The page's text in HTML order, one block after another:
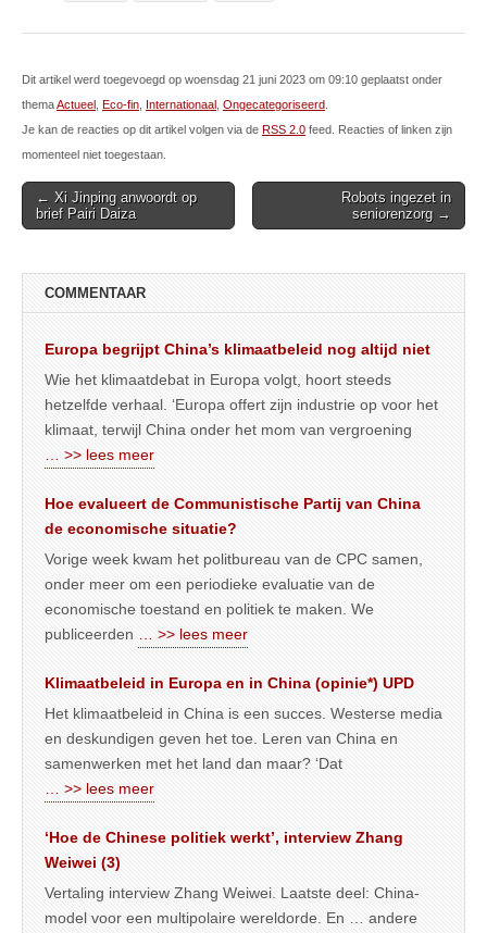
Dit artikel werd toegevoegd op woensdag 21 juni 2023 om 09:10 geplaatst onder
themaActueel Eco-fin Internationaal Ongecategoriseerd
Je kan de reacties op dit artikel volgen via de RSS 2.0 feed. Reacties of linken zijn
momenteel niet toegestaan.
Post
navigation
← Xi Jinping anwoordt op
brief Pairi Daiza
Robots ingezet in
seniorenzorg →
COMMENTAAR
Europa begrijpt China’s klimaatbeleid nog altijd niet
Wie het klimaatdebat in Europa volgt, hoort steeds
hetzelfde verhaal. ‘Europa offert zijn industrie op voor het
klimaat, terwijl China onder het mom van vergroening
… >> lees meer
Hoe evalueert de Communistische Partij van China
de economische situatie?
Vorige week kwam het politbureau van de CPC samen,
onder meer om een periodieke evaluatie van de
economische toestand en politiek te maken. We
publiceerden
… >> lees meer
Klimaatbeleid in Europa en in China (opinie*) UPD
Het klimaatbeleid in China is een succes. Westerse media
en deskundigen geven het toe. Leren van China en
samenwerken met het land dan maar? ‘Dat
… >> lees meer
‘Hoe de Chinese politiek werkt’, interview Zhang
Weiwei (3)
Vertaling interview Zhang Weiwei. Laatste deel: China-
model voor een multipolaire wereldorde. En … andere